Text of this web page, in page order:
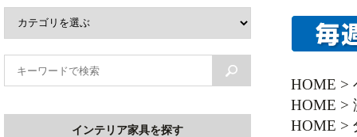
HOME >
HOME >
HOME >
インテリア家具を探す